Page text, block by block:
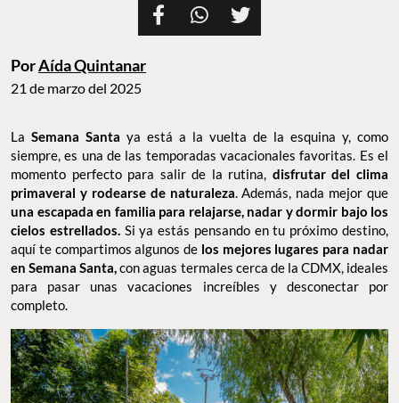
PorAída Quintanar
21 de marzo del 2025
La Semana Santa ya está a la vuelta de la esquina y, como
siempre, es una de las temporadas vacacionales favoritas. Es el
momento perfecto para salir de la rutina, disfrutar del clima
primaveral y rodearse de naturaleza. Además, nada mejor que
una escapada en familia para relajarse, nadar y dormir bajo los
cielos estrellados.Si ya estás pensando en tu próximo destino,
aquí te compartimos algunos de los mejores lugares para nadar
en Semana Santa,con aguas termales cerca de la CDMX, ideales
para pasar unas vacaciones increíbles y desconectar por
completo.